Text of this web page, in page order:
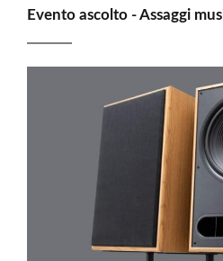
Evento ascolto - Assaggi